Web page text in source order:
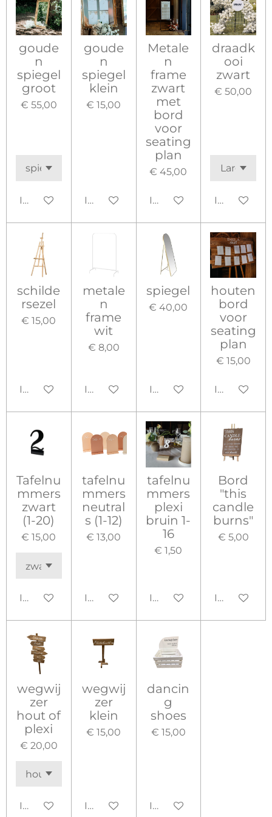
goude
n
spiegel
groot
€ 55,00
In winkelwagen
goude
n
spiegel
klein
€ 15,00
In winkelwagen
Metale
n
frame
zwart
met
bord
voor
seating
plan
€ 45,00
In winkelwagen
draadk
ooi
zwart
€ 50,00
In
schilde
rsezel
€ 15,00
In winkelwagen
metale
n
frame
wit
€ 8,00
In winkelwagen
spiegel
€ 40,00
In winkelwagen
houten
bord
voor
seating
plan
€ 15,00
In
Tafelnu
mmers
zwart
(1-20)
€ 15,00
In winkelwagen
tafelnu
mmers
neutral
s (1-12)
€ 13,00
In winkelwagen
tafelnu
mmers
plexi
bruin 1-
16
€ 1,50
In winkelwagen
Bord
"this
candle
burns"
€ 5,00
In
wegwij
zer
hout of
plexi
€ 20,00
In winkelwagen
wegwij
zer
klein
€ 15,00
In winkelwagen
dancin
g
shoes
€ 15,00
In winkelwagen